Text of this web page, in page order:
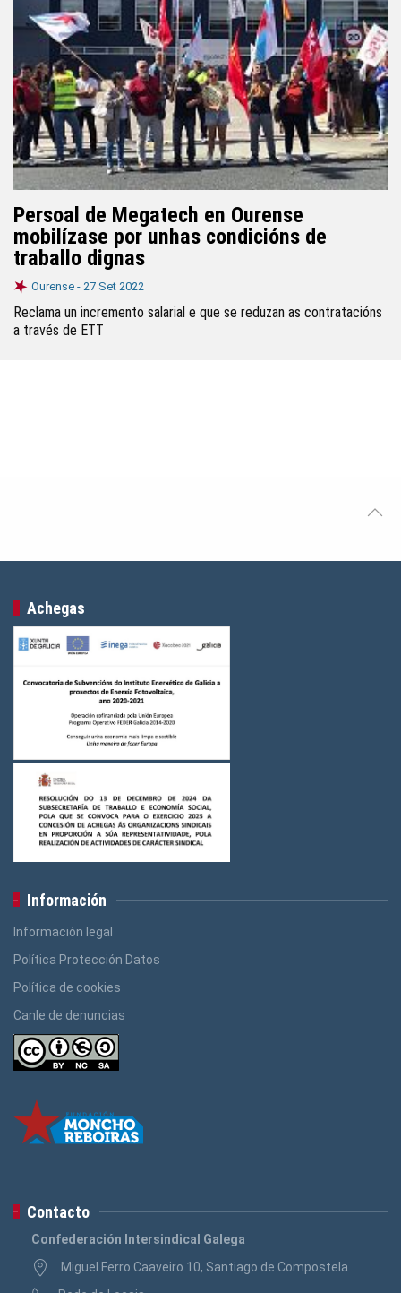
Persoal de Megatech en Ourense
mobilízase por unhas condicións de
traballo dignas
Ourense - 27 Set 2022
Reclama un incremento salarial e que se reduzan as contratacións
a través de ETT
Achegas
Información
Información legal
Política Protección Datos
Política de cookies
Canle de denuncias
Contacto
Confederación Intersindical Galega
Miguel Ferro Caaveiro 10, Santiago de Compostela